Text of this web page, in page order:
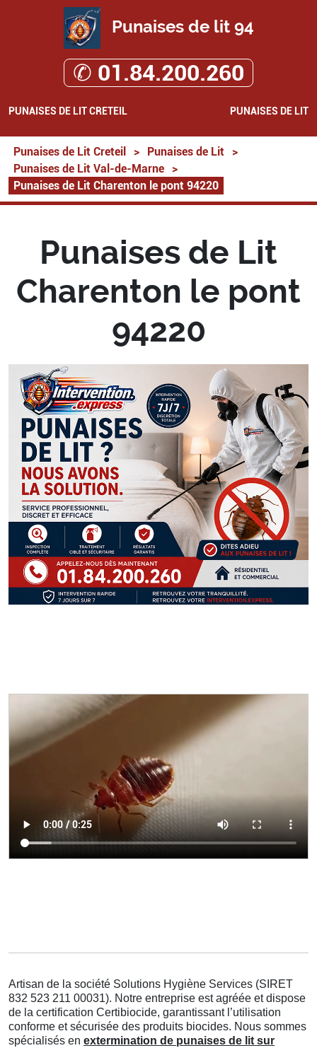
Punaises de lit 94
✆ 01.84.200.260
PUNAISES DE LIT CRETEIL PUNAISES DE LIT
Punaises de Lit Creteil > Punaises de Lit
>
Punaises de Lit Val-de-Marne
>
Punaises de Lit Charenton le pont 94220
Punaises de Lit
Charenton le pont
94220
Artisan de la société Solutions Hygiène Services (SIRET
832 523 211 00031). Notre entreprise est agréée et dispose
de la certification Certibiocide, garantissant l’utilisation
conforme et sécurisée des produits biocides. Nous sommes
spécialisés en extermination de punaises de lit sur